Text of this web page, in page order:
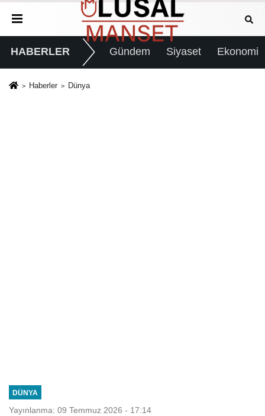
HABERLER Gündem Siyaset Ekonomi
Haberler Dünya
DÜNYA
Yayınlanma: 09 Temmuz 2026 - 17:14